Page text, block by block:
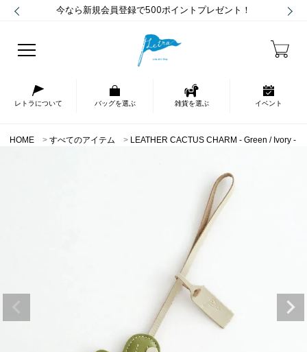
今なら新規会員登録で500ポイントプレゼント！
レトラについて バッグを選ぶ 雑貨を選ぶ イベント
HOME すべてのアイテム LEATHER CACTUS CHARM - Green / Ivory -